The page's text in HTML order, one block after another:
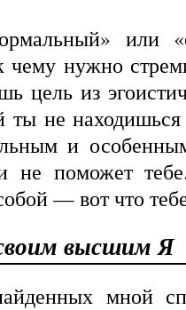
или
чему нужно
цель из
не
и
не поможет
— вот что
высшим Я
мной